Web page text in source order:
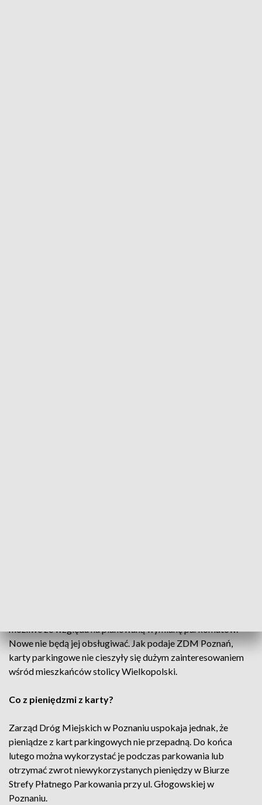
możliwe ze względu na planowaną wymianę parkomatów.
Nowe nie będą jej obsługiwać. Jak podaje ZDM Poznań,
karty parkingowe nie cieszyły się dużym zainteresowaniem
wśród mieszkańców stolicy Wielkopolski.
Co z pieniędzmi z karty?
Zarząd Dróg Miejskich w Poznaniu uspokaja jednak, że
pieniądze z kart parkingowych nie przepadną. Do końca
lutego można wykorzystać je podczas parkowania lub
otrzymać zwrot niewykorzystanych pieniędzy w Biurze
Strefy Płatnego Parkowania przy ul. Głogowskiej w
Poznaniu.